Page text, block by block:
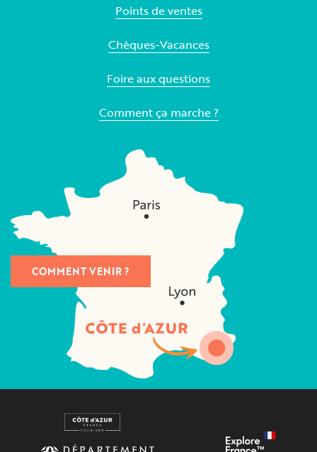
Points de ventes
Chèques-Vacances
Foire aux questions
Comment ça marche ?
COMMENT VENIR ?